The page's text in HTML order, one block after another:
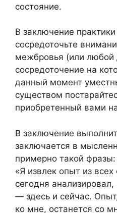
состояние.
В заключение
сосредоточьте
межбровья (или любой
сосредоточение на
данный момент
существом
приобретенный вами
В заключение
заключается в
примерно такой фразы:
«Я извлек опыт из
сегодня
— здесь и сейчас.
ко мне, останется со